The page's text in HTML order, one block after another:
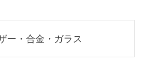
ー・合金・ガラス